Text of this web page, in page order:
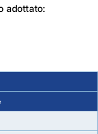
adottato: